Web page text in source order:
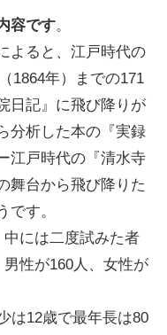
容です。
よると、江戸時代の
1864年）までの171
日記』に飛び降りが
分析した本の『実録
江戸時代の『清水寺
舞台から飛び降りた
です。
には二度試みた者
性が160人、女性が
は12歳で最年長は80